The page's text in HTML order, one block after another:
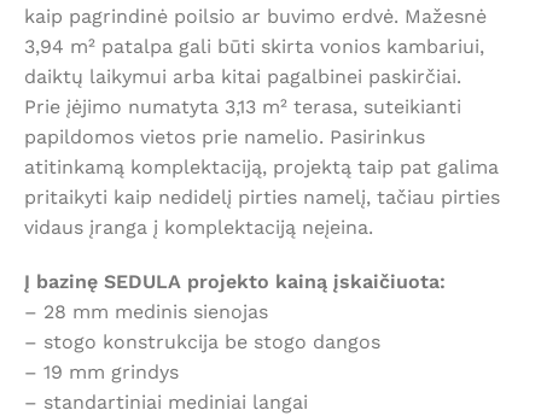
kaip pagrindinė poilsio ar buvimo erdvė. Mažesnė
3,94 m² patalpa gali būti skirta vonios kambariui,
daiktų laikymui arba kitai pagalbinei paskirčiai.
Prie įėjimo numatyta 3,13 m² terasa, suteikianti
papildomos vietos prie namelio. Pasirinkus
atitinkamą komplektaciją, projektą taip pat galima
pritaikyti kaip nedidelį pirties namelį, tačiau pirties
vidaus įranga į komplektaciją neįeina.
Į bazinę SEDULA projekto kainą įskaičiuota:
– 28 mm medinis sienojas
– stogo konstrukcija be stogo dangos
– 19 mm grindys
– standartiniai mediniai langai